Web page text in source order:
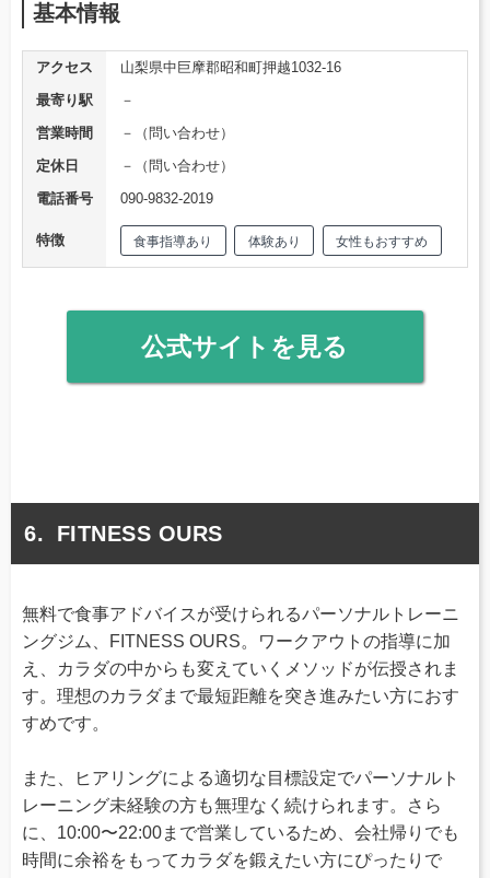
基本情報
アクセス
山梨県中巨摩郡昭和町押越1032-16
最寄り駅
－
営業時間
－（問い合わせ）
定休日
－（問い合わせ）
電話番号
090-9832-2019
特徴 食事指導あり 体験あり 女性もおすすめ
公式サイトを見る
FITNESS OURS
無料で食事アドバイスが受けられるパーソナルトレーニ
ングジム、FITNESS OURS。ワークアウトの指導に加
え、カラダの中からも変えていくメソッドが伝授されま
す。理想のカラダまで最短距離を突き進みたい方におす
すめです。
また、ヒアリングによる適切な目標設定でパーソナルト
レーニング未経験の方も無理なく続けられます。さら
に、10:00〜22:00まで営業しているため、会社帰りでも
時間に余裕をもってカラダを鍛えたい方にぴったりで